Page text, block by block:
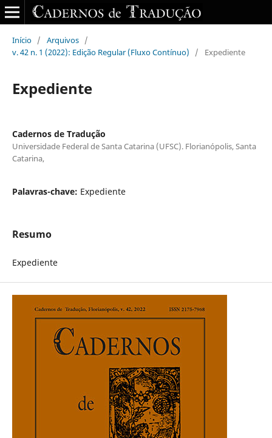
Início / Arquivos /
v. 42 n. 1 (2022): Edição Regular (Fluxo Contínuo)
/ Expediente
Expediente
Cadernos de Tradução
Universidade Federal de Santa Catarina (UFSC). Florianópolis, Santa
Catarina,
Palavras-chave: Expediente
Resumo
Expediente